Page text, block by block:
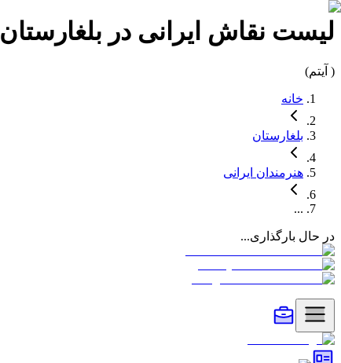
لیست نقاش ایرانی در بلغارستان
( آیتم)
خانه
بلغارستان
هنرمندان ایرانی
...
در حال بارگذاری...